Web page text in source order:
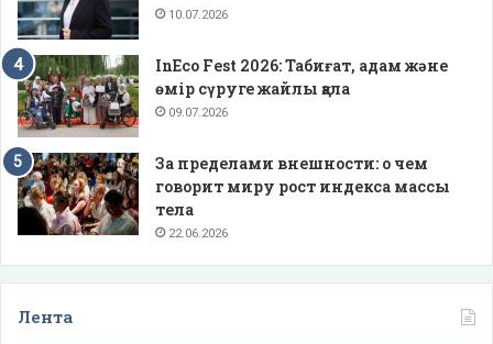
10.07.2026
InEco Fest 2026: Табиғат, адам және
өмір сүруге жайлы қала
09.07.2026
За пределами внешности: о чем
говорит миру рост индекса массы
тела
22.06.2026
Лента